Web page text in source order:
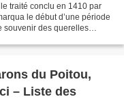
traité conclu en 1410 par
le début d’une période
souvenir des querelles
du Poitou,
– Liste des